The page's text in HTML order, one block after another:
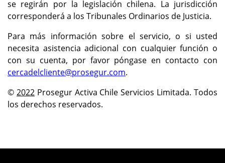
se regirán por la legislación chilena. La jurisdicción
corresponderá a los Tribunales Ordinarios de Justicia.
Para más información sobre el servicio, o si usted
necesita asistencia adicional con cualquier función o
con su cuenta, por favor póngase en contacto con
cercadelcliente@prosegur.com.
© 2022Prosegur Activa Chile Servicios Limitada. Todos
los derechos reservados.